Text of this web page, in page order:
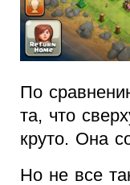
По
та, что
круто. Она
Но не все